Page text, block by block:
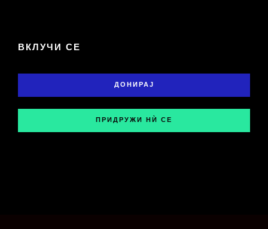
ВКЛУЧИ СЕ
ДОНИРАЈ
ПРИДРУЖИ НЍ СЕ